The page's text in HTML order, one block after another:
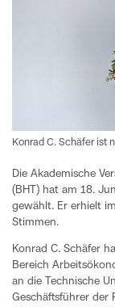
Konrad C. Schäfer ist
Die Akademische
(BHT) hat am 18.
gewählt. Er erhielt
Stimmen.
Konrad C. Schäfer
Bereich
an die Technische
Geschäftsführer der